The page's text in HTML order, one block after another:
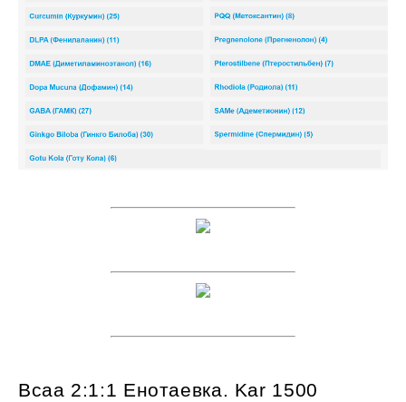
Bcaa 2:1:1 Енотаевка. Kar 1500